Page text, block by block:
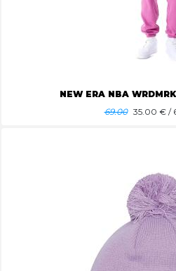
NEW ERA NBA
69.00 35.00 € /